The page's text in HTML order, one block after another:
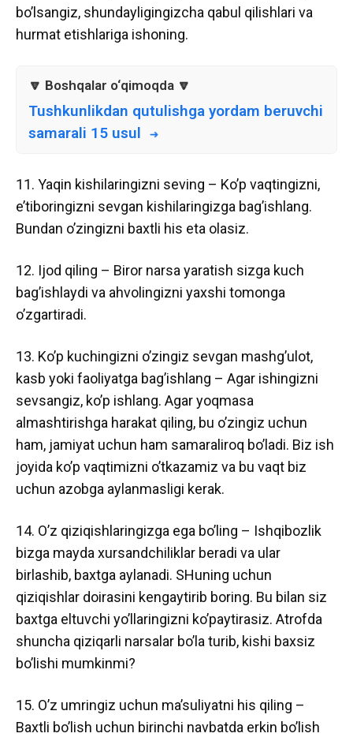
bo’lsangiz, shundayligingizcha qabul qilishlari va
hurmat etishlariga ishoning.
Tushkunlikdan qutulishga yordam beruvchi
samarali 15 usul
11. Yaqin kishilaringizni seving – Ko’p vaqtingizni,
e’tiboringizni sevgan kishilaringizga bag’ishlang.
Bundan o’zingizni baxtli his eta olasiz.
12. Ijod qiling – Biror narsa yaratish sizga kuch
bag’ishlaydi va ahvolingizni yaxshi tomonga
o’zgartiradi.
13. Ko’p kuchingizni o’zingiz sevgan mashg’ulot,
kasb yoki faoliyatga bag’ishlang – Agar ishingizni
sevsangiz, ko’p ishlang. Agar yoqmasa
almashtirishga harakat qiling, bu o’zingiz uchun
ham, jamiyat uchun ham samaraliroq bo’ladi. Biz ish
joyida ko’p vaqtimizni o’tkazamiz va bu vaqt biz
uchun azobga aylanmasligi kerak.
14. O’z qiziqishlaringizga ega bo’ling – Ishqibozlik
bizga mayda xursandchiliklar beradi va ular
birlashib, baxtga aylanadi. SHuning uchun
qiziqishlar doirasini kengaytirib boring. Bu bilan siz
baxtga eltuvchi yo’llaringizni ko’paytirasiz. Atrofda
shuncha qiziqarli narsalar bo’la turib, kishi baxsiz
bo’lishi mumkinmi?
15. O’z umringiz uchun ma’suliyatni his qiling –
Baxtli bo’lish uchun birinchi navbatda erkin bo’lish